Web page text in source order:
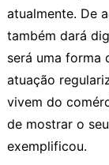
atualmente. De
também dará
será uma forma
atuação
vivem do
de mostrar o
exemplificou.